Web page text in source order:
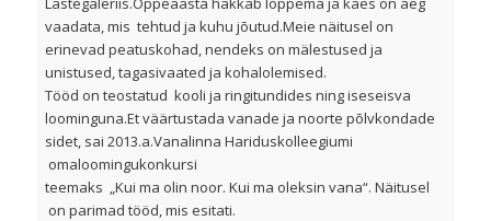
vaadata, mis tehtud ja kuhu jõutud.Meie näitusel on
erinevad peatuskohad, nendeks on mälestused ja
unistused, tagasivaated ja kohalolemised.
Tööd on teostatud kooli ja ringitundides ning iseseisva
loominguna.Et väärtustada vanade ja noorte põlvkondade
sidet, sai 2013.a.Vanalinna Hariduskolleegiumi
omaloomingukonkursi
teemaks „Kui ma olin noor. Kui ma oleksin vana“. Näitusel
on parimad tööd, mis esitati.